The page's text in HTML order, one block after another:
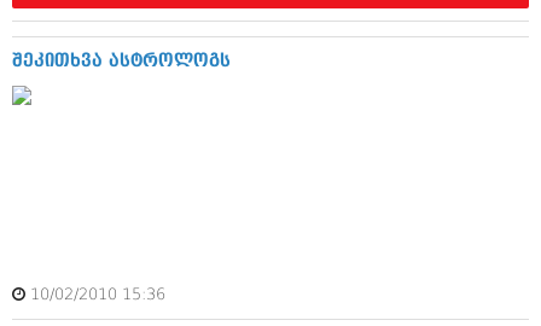
თებერვალი 2013 (204)
დეკემბერი 2012 (98)
მარტი 2012 (259)
შეკითხვა ასტროლოგს
10/02/2010 15:36